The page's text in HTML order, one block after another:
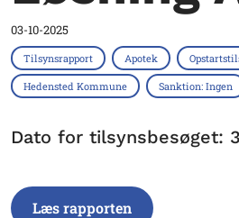
03-10-2025
Tilsynsrapport Apotek
Hedensted Kommune Sanktion: Ingen
Dato for tilsynsbesøget:
Læs rapporten